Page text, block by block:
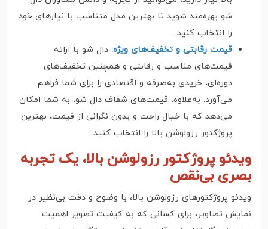
شو بهره‌مند شوید تا بهترین مدل متناسب با نیازهای خود
را انتخاب کنید.
قیمت رقابتی و تخفیف‌های ویژه: دال شو با ارائه
قیمت‌های مناسب و رقابتی و همچنین تخفیف‌های
دوره‌ای، خریدی به‌صرفه و اقتصادی را برای شما فراهم
می‌آورد. به‌علاوه، قیمت‌های شفاف دال شو، به شما امکان
می‌دهد که با خیال راحت و بدون نگرانی از قیمت، بهترین
پروژکتور رزولوشن بالا را انتخاب کنید.
ویدئو پروژکتور رزولوشن بالا، یک تجربه
بصری بی‌نقص
ویدئو پروژکتورهای رزولوشن بالا، با وضوح و دقت بی‌نظیر در
نمایش تصاویر، برای کسانی که به کیفیت تصویر اهمیت